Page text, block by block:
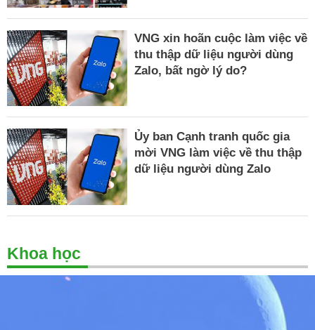
VNG xin hoãn cuộc làm việc về
thu thập dữ liệu người dùng
Zalo, bất ngờ lý do?
Ủy ban Cạnh tranh quốc gia
mời VNG làm việc về thu thập
dữ liệu người dùng Zalo
Khoa học